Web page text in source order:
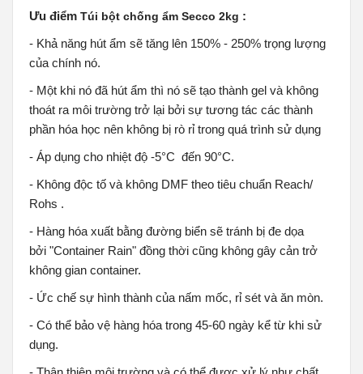
Ưu điểm Túi bột chống ẩm Secco 2kg :
- Khả năng hút ẩm sẽ tăng lên 150% - 250% trọng lượng
của chính nó.
- Một khi nó đã hút ẩm thì nó sẽ tạo thành gel và không
thoát ra môi trường trở lại bởi sự tương tác các thành
phần hóa học nên không bị rò rỉ trong quá trình sử dụng
- Áp dụng cho nhiệt độ -5°C đến 90°C.
- Không độc tố và không DMF theo tiêu chuẩn Reach/
Rohs .
- Hàng hóa xuất bằng đường biển sẽ tránh bị đe dọa
bởi "Container Rain" đồng thời cũng không gây cản trở
không gian container.
- Ức chế sự hình thành của nấm mốc, rỉ sét và ăn mòn.
- Có thể bảo vệ hàng hóa trong 45-60 ngày kể từ khi sử
dụng.